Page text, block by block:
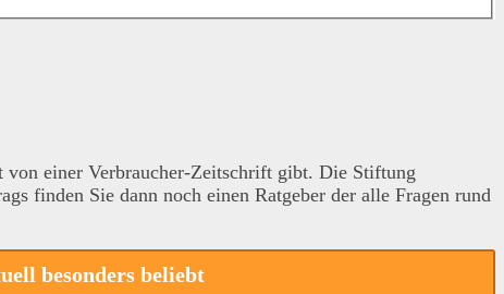
von einer Verbraucher-Zeitschrift gibt. Die Stiftung
finden Sie dann noch einen Ratgeber der alle Fragen rund
besonders beliebt